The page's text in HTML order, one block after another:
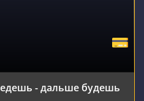
- дальше будешь